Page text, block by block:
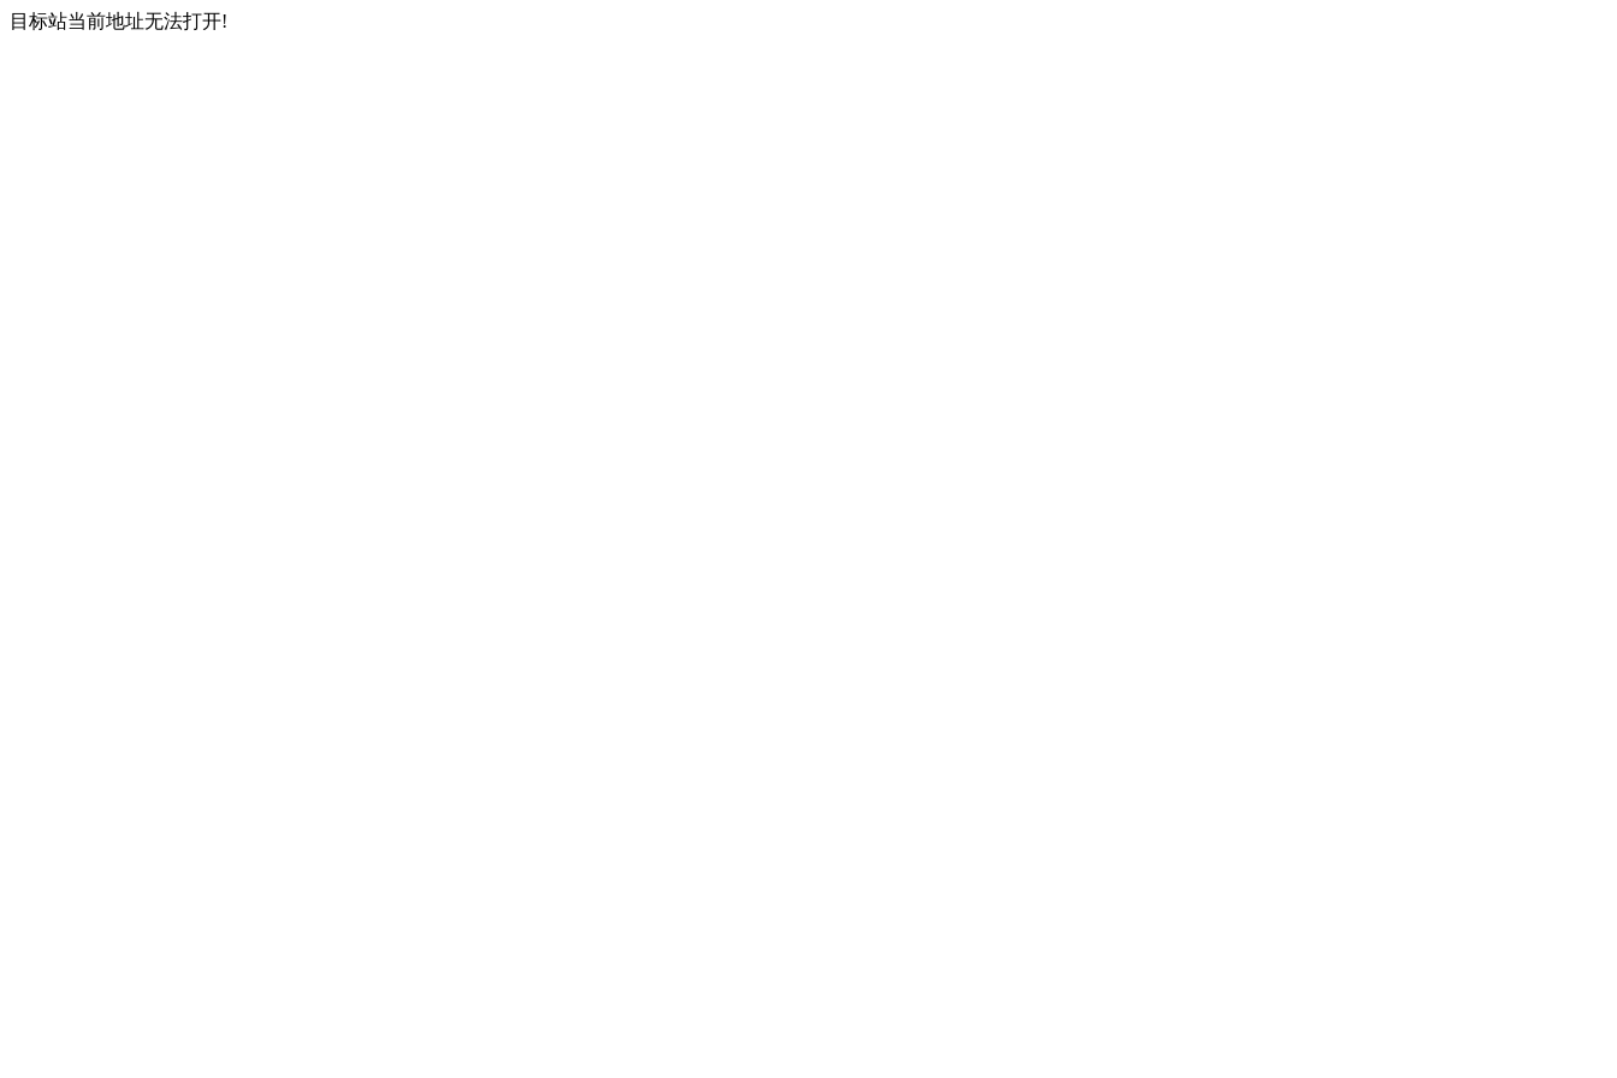
目标站当前地址无法打开!